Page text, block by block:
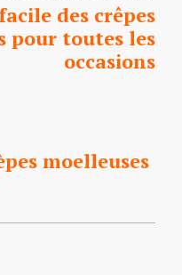
des crêpes
pour toutes les
occasions
moelleuses